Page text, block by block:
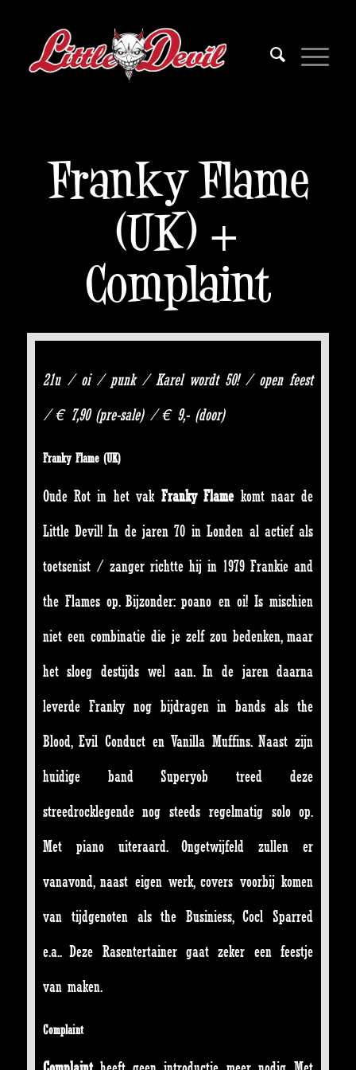
Franky Flame
(UK) +
Complaint
21u / oi / punk / Karel wordt 50! / open feest
/ € 7,90 (pre-sale) / € 9,- (door)
Franky Flame (UK)
Oude Rot in het vak Franky Flame komt naar de
Little Devil! In de jaren 70 in Londen al actief als
toetsenist / zanger richtte hij in 1979 Frankie and
the Flames op. Bijzonder: poano en oi! Is mischien
niet een combinatie die je zelf zou bedenken, maar
het sloeg destijds wel aan. In de jaren daarna
leverde Franky nog bijdragen in bands als the
Blood, Evil Conduct en Vanilla Muffins. Naast zijn
huidige band Superyob treed deze
streedrocklegende nog steeds regelmatig solo op.
Met piano uiteraard. Ongetwijfeld zullen er
vanavond, naast eigen werk, covers voorbij komen
van tijdgenoten als the Businiess, Cocl Sparred
e.a.. Deze Rasentertainer gaat zeker een feestje
van maken.
Complaint